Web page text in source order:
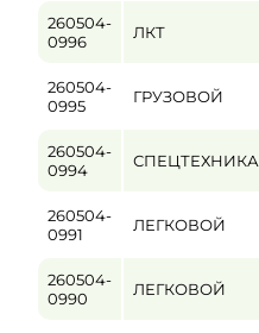
Цена
260504-
0996
ЛКТ
260504-
0995
ГРУЗОВОЙ
260504-
0994
СПЕЦТЕХНИКА
260504-
0991
ЛЕГКОВОЙ
260504-
0990
ЛЕГКОВОЙ